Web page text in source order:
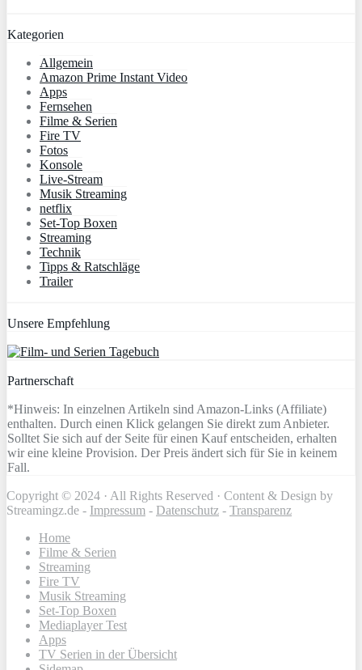
Kategorien
Allgemein
Amazon Prime Instant Video
Apps
Fernsehen
Filme & Serien
Fire TV
Fotos
Konsole
Live-Stream
Musik Streaming
netflix
Set-Top Boxen
Streaming
Technik
Tipps & Ratschläge
Trailer
Unsere Empfehlung
Partnerschaft
*Hinweis: In einzelnen Artikeln sind Amazon-Links (Affiliate)
enthalten. Durch einen Klick gelangen Sie direkt zum Anbieter.
Solltet Sie sich auf der Seite für einen Kauf entscheiden, erhalten
wir eine kleine Provision. Der Preis ändert sich für Sie in keinem
Fall.
Copyright © 2024 · All Rights Reserved · Content & Design by
Streamingz.de - Impressum - Datenschutz - Transparenz
Home
Filme & Serien
Streaming
Fire TV
Musik Streaming
Set-Top Boxen
Mediaplayer Test
Apps
TV Serien in der Übersicht